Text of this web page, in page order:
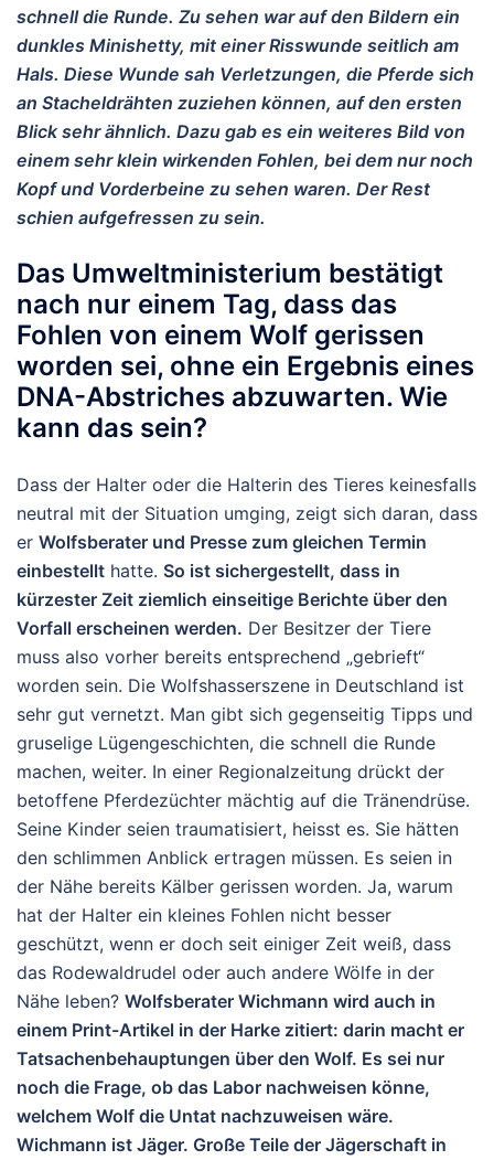
schnell die Runde. Zu sehen war auf den Bildern ein
dunkles Minishetty, mit einer Risswunde seitlich am
Hals. Diese Wunde sah Verletzungen, die Pferde sich
an Stacheldrähten zuziehen können, auf den ersten
Blick sehr ähnlich. Dazu gab es ein weiteres Bild von
einem sehr klein wirkenden Fohlen, bei dem nur noch
Kopf und Vorderbeine zu sehen waren. Der Rest
schien aufgefressen zu sein.
Das Umweltministerium bestätigt
nach nur einem Tag, dass das
Fohlen von einem Wolf gerissen
worden sei, ohne ein Ergebnis eines
DNA-Abstriches abzuwarten. Wie
kann das sein?
Dass der Halter oder die Halterin des Tieres keinesfalls
neutral mit der Situation umging, zeigt sich daran, dass
er Wolfsberater und Presse zum gleichen Termin
einbestellt hatte. So ist sichergestellt, dass in
kürzester Zeit ziemlich einseitige Berichte über den
Vorfall erscheinen werden. Der Besitzer der Tiere
muss also vorher bereits entsprechend „gebrieft“
worden sein. Die Wolfshasserszene in Deutschland ist
sehr gut vernetzt. Man gibt sich gegenseitig Tipps und
gruselige Lügengeschichten, die schnell die Runde
machen, weiter. In einer Regionalzeitung drückt der
betoffene Pferdezüchter mächtig auf die Tränendrüse.
Seine Kinder seien traumatisiert, heisst es. Sie hätten
den schlimmen Anblick ertragen müssen. Es seien in
der Nähe bereits Kälber gerissen worden. Ja, warum
hat der Halter ein kleines Fohlen nicht besser
geschützt, wenn er doch seit einiger Zeit weiß, dass
das Rodewaldrudel oder auch andere Wölfe in der
Nähe leben? Wolfsberater Wichmann wird auch in
einem Print-Artikel in der Harke zitiert: darin macht er
Tatsachenbehauptungen über den Wolf. Es sei nur
noch die Frage, ob das Labor nachweisen könne,
welchem Wolf die Untat nachzuweisen wäre.
Wichmann ist Jäger. Große Teile der Jägerschaft in